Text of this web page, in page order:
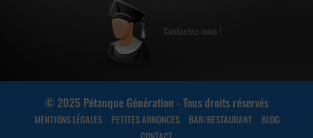
Contactez-nous !
© 2025 Pétanque Génération - Tous droits réservés
MENTIONS LÉGALES PETITES ANNONCES BAR/RESTAURANT
BLOG